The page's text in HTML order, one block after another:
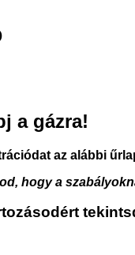
a gázra!
az alábbi
hogy a